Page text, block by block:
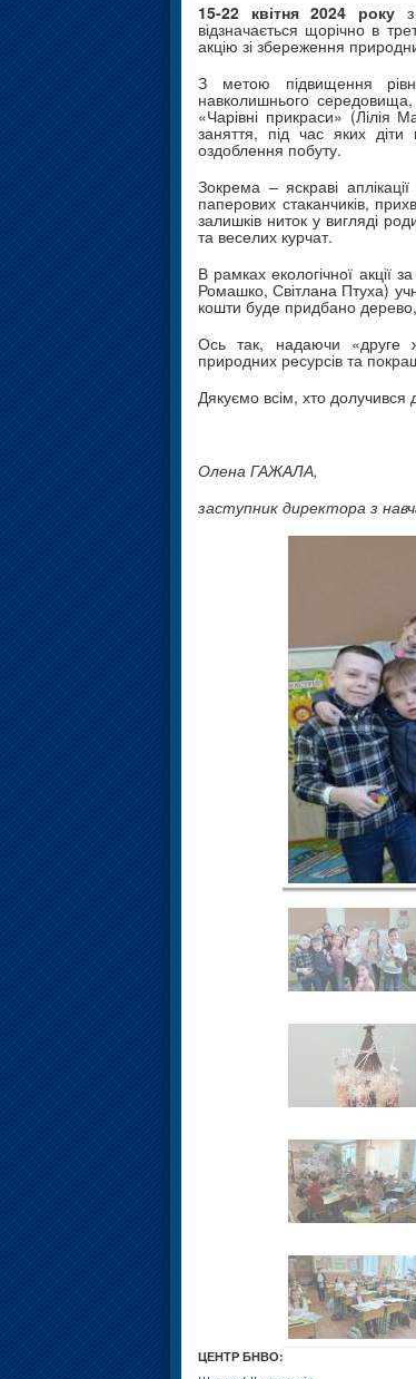
15-22 квітня 2024 року
відзначається щорічно в
акцію зі збереження
З метою підвищення
навколишнього середовища,
«Чарівні прикраси» (Лілія
заняття, під час яких діти
оздоблення побуту.
Зокрема – яскраві
паперових стаканчиків,
залишків ниток у вигляді
та веселих курчат.
В рамках екологічної акції
Ромашко, Світлана Птуха)
кошти буде придбано
Ось так, надаючи «друге
природних ресурсів та
Дякуємо всім, хто долучився
Олена ГАЖАЛА,
заступник директора з
ЦЕНТР БНВО: